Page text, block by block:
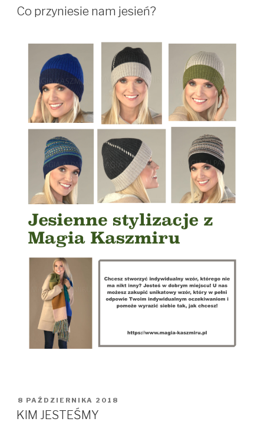
W
Co przyniesie nam jesień?
OPUBLIKOWANE
W
8 PAŹDZIERNIKA 2018
KIM JESTEŚMY